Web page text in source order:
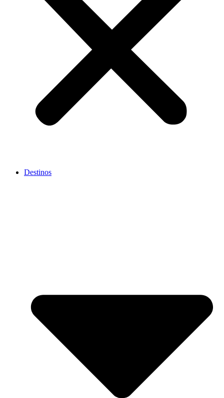
Destinos